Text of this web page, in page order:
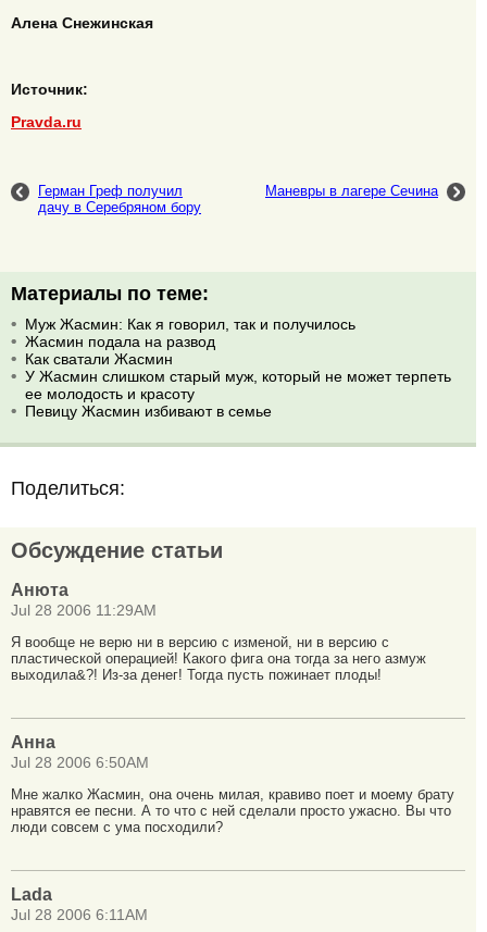
Алена Снежинская
Источник:
Pravda.ru
Герман Греф получил
дачу в Серебряном бору
Маневры в лагере Сечина
Материалы по теме:
Муж Жасмин: Как я говорил, так и получилось
Жасмин подала на развод
Как сватали Жасмин
У Жасмин слишком старый муж, который не может терпеть
ее молодость и красоту
Певицу Жасмин избивают в семье
Поделиться:
Обсуждение статьи
Анюта
Jul 28 2006 11:29AM
Я вообще не верю ни в версию с изменой, ни в версию с
пластической операцией! Какого фига она тогда за него азмуж
выходила&?! Из-за денег! Тогда пусть пожинает плоды!
Анна
Jul 28 2006 6:50AM
Мне жалко Жасмин, она очень милая, кравиво поет и моему брату
нравятся ее песни. А то что с ней сделали просто ужасно. Вы что
люди совсем с ума посходили?
Lada
Jul 28 2006 6:11AM